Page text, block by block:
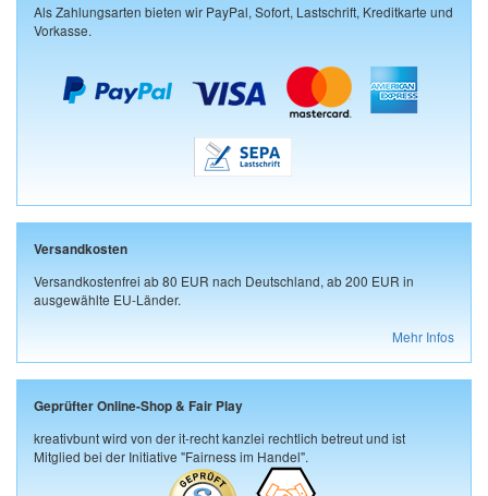
Als Zahlungsarten bieten wir PayPal, Sofort, Lastschrift, Kreditkarte und
Vorkasse.
Versandkosten
Versandkostenfrei ab 80 EUR nach Deutschland, ab 200 EUR in
ausgewählte EU-Länder.
Mehr Infos
Geprüfter Online-Shop & Fair Play
kreativbunt wird von der it-recht kanzlei rechtlich betreut und ist
Mitglied bei der Initiative "Fairness im Handel".